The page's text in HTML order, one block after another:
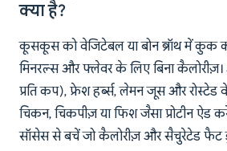
क्या है?
कूसकूस को वेजिटेबल या बोन ब्रॉथ में कुक
मिनरल्स और फ्लेवर के लिए बिना
प्रति कप), फ्रेश हर्ब्स, लेमन जूस और
चिकन, चिकपीज़ या फिश जैसा प्रोटीन ऐड
सॉसेस से बचें जो कैलोरीज़ और सैचुरेटेड फैट